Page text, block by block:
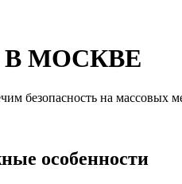
МОСКВЕ
безопасность на массовых
особенности